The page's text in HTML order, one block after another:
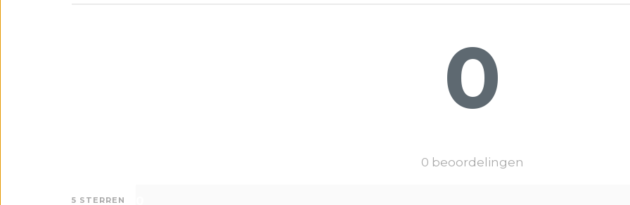
0
0 beoordelingen
5 STERREN